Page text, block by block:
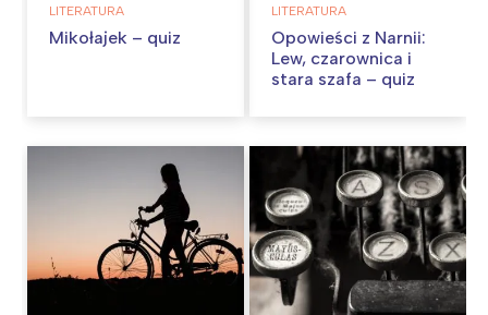
LITERATURA
Mikołajek – quiz
LITERATURA
Opowieści z Narnii:
Lew, czarownica i
stara szafa – quiz